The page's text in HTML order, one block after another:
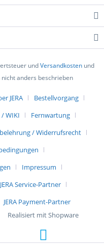
undVersandkostenund
anders beschrieben
JERA
Bestellvorgang
WIKI
Fernwartung
/ Widerrufsrecht
Impressum
JERA Service-Partner
JERA Payment-Partner
Realisiert mit Shopware